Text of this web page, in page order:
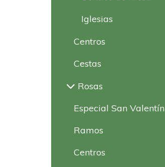
Iglesias
Centros
Cestas
Rosas
Especial San Valentín
Ramos
Centros